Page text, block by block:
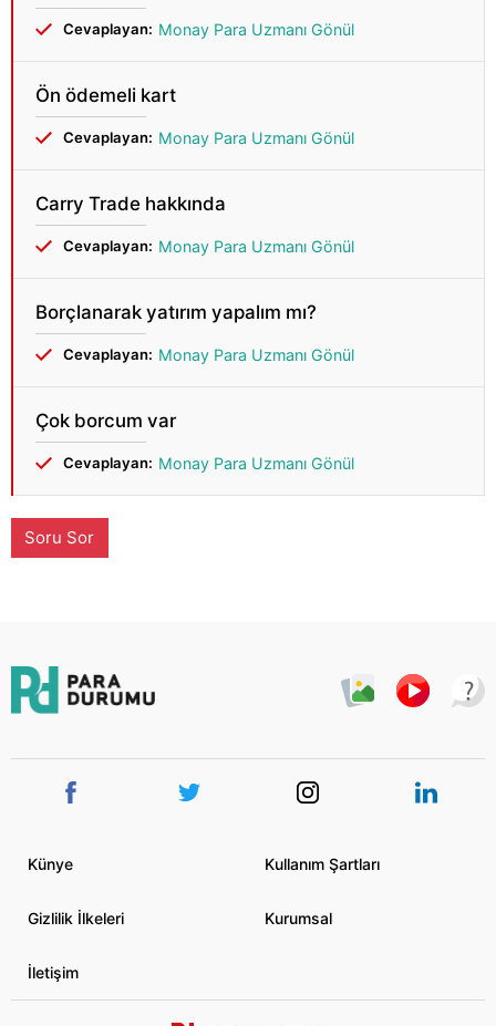
Cevaplayan: Monay Para Uzmanı Gönül
Ön ödemeli kart
Cevaplayan: Monay Para Uzmanı Gönül
Carry Trade hakkında
Cevaplayan: Monay Para Uzmanı Gönül
Borçlanarak yatırım yapalım mı?
Cevaplayan: Monay Para Uzmanı Gönül
Çok borcum var
Cevaplayan: Monay Para Uzmanı Gönül
Soru Sor
Künye Kullanım Şartları
Gizlilik İlkeleri Kurumsal
İletişim